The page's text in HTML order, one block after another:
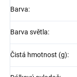
Barva:
Barva světla:
Čistá hmotnost (g):